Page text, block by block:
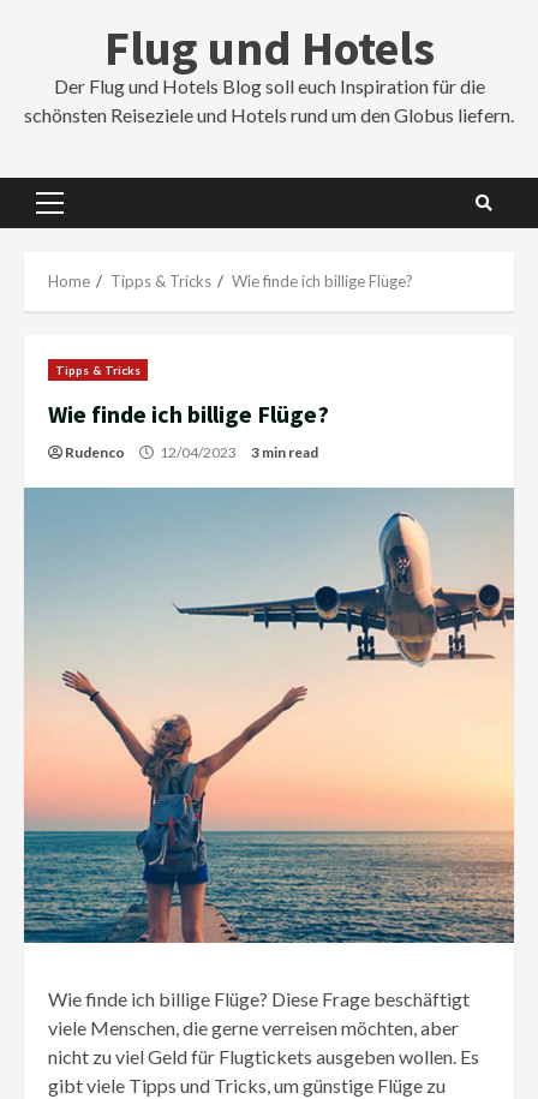
Flug und Hotels
Der Flug und Hotels Blog soll euch Inspiration für die
schönsten Reiseziele und Hotels rund um den Globus liefern.
Primary
Home Tipps & Tricks Wie finde ich billige Flüge?
Tipps & Tricks
Wie finde ich billige Flüge?
Rudenco 12/04/2023 3 min read
Wie finde ich billige Flüge? Diese Frage beschäftigt
viele Menschen, die gerne verreisen möchten, aber
nicht zu viel Geld für Flugtickets ausgeben wollen. Es
gibt viele Tipps und Tricks, um günstige Flüge zu